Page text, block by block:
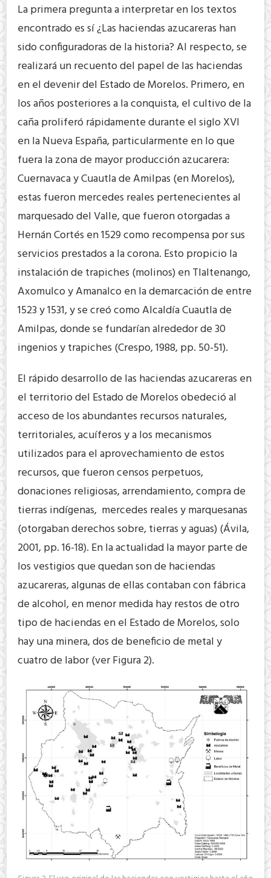
La primera pregunta a interpretar en los textos
encontrado es sí ¿Las haciendas azucareras han
sido configuradoras de la historia? Al respecto, se
realizará un recuento del papel de las haciendas
en el devenir del Estado de Morelos. Primero, en
los años posteriores a la conquista, el cultivo de la
caña proliferó rápidamente durante el siglo XVI
en la Nueva España, particularmente en lo que
fuera la zona de mayor producción azucarera:
Cuernavaca y Cuautla de Amilpas (en Morelos),
estas fueron mercedes reales pertenecientes al
marquesado del Valle, que fueron otorgadas a
Hernán Cortés en 1529 como recompensa por sus
servicios prestados a la corona. Esto propicio la
instalación de trapiches (molinos) en Tlaltenango,
Axomulco y Amanalco en la demarcación de entre
1523 y 1531, y se creó como Alcaldía Cuautla de
Amilpas, donde se fundarían alrededor de 30
ingenios y trapiches (Crespo, 1988, pp. 50-51).
El rápido desarrollo de las haciendas azucareras en
el territorio del Estado de Morelos obedeció al
acceso de los abundantes recursos naturales,
territoriales, acuíferos y a los mecanismos
utilizados para el aprovechamiento de estos
recursos, que fueron censos perpetuos,
donaciones religiosas, arrendamiento, compra de
tierras indígenas, mercedes reales y marquesanas
(otorgaban derechos sobre, tierras y aguas) (Ávila,
2001, pp. 16-18). En la actualidad la mayor parte de
los vestigios que quedan son de haciendas
azucareras, algunas de ellas contaban con fábrica
de alcohol, en menor medida hay restos de otro
tipo de haciendas en el Estado de Morelos, solo
hay una minera, dos de beneficio de metal y
cuatro de labor (ver Figura 2).